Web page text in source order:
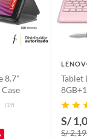
G85.
8.7"
(19)
Tablet
S/
S/